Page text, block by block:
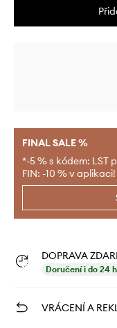
FINAL SALE %
*-5 % s kódem: LST
FIN: -10 % v aplikaci!
DOPRAVA
Doručení i do 24
VRÁCENÍ A